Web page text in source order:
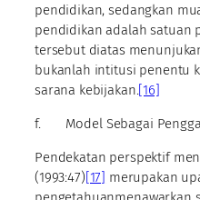
pendidikan, sedangkan
pendidikan adalah satuan
tersebut diatas
bukanlah intitusi penentu
sarana kebijakan.[16]
f. Model Sebagai
Pendekatan perspektif
(1993:47)[17] merupakan